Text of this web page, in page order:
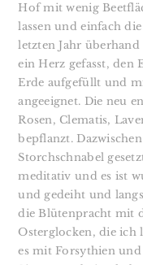
Hof mit wenig
lassen und einfach
letzten Jahr
ein Herz gefasst, den
Erde aufgefüllt und
angeeignet. Die neu
Rosen, Clematis,
bepflanzt.
Storchschnabel
meditativ und es ist
und gedeiht und
die Blütenpracht mit
Osterglocken, die ich
es mit Forsythien